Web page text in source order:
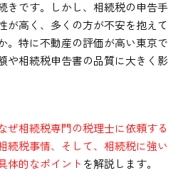
きです。しかし、相続税の申告手
が高く、多くの方が不安を抱えて
。特に不動産の評価が高い東京で
や相続税申告書の品質に大きく影
ぜ相続税専門の税理士に依頼する
続税事情、そして、相続税に強い
体的なポイント を解説します。